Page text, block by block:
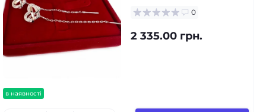
в наявності
0
2 335.00 грн.